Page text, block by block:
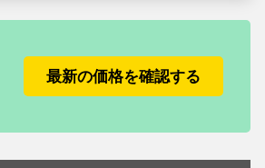
最新の価格を確認する